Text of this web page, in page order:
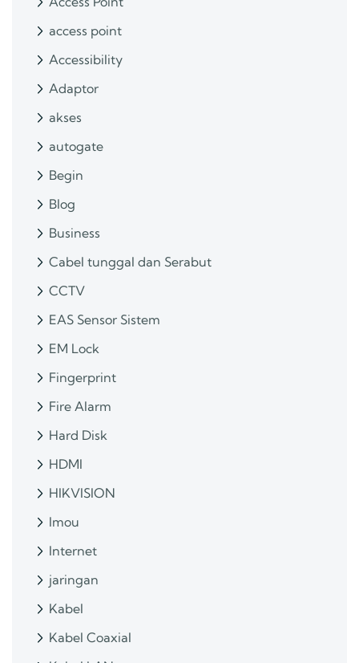
access point
Accessibility
Adaptor
akses
autogate
Begin
Blog
Business
Cabel tunggal dan Serabut
CCTV
EAS Sensor Sistem
EM Lock
Fingerprint
Fire Alarm
Hard Disk
HDMI
HIKVISION
Imou
Internet
jaringan
Kabel
Kabel Coaxial